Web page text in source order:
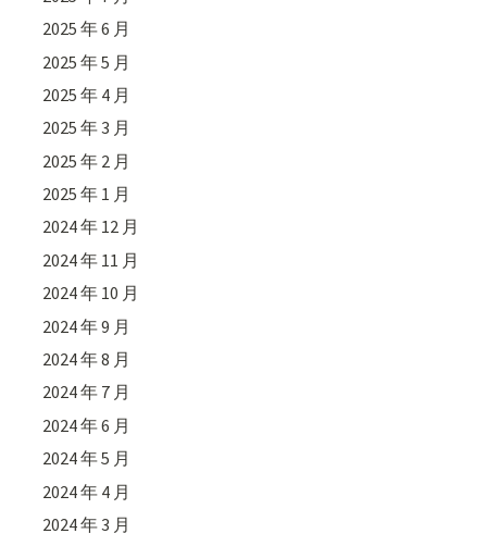
2025 年 6 月
2025 年 5 月
2025 年 4 月
2025 年 3 月
2025 年 2 月
2025 年 1 月
2024 年 12 月
2024 年 11 月
2024 年 10 月
2024 年 9 月
2024 年 8 月
2024 年 7 月
2024 年 6 月
2024 年 5 月
2024 年 4 月
2024 年 3 月